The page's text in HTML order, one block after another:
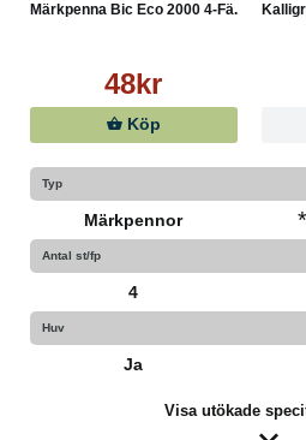
Märkpenna Bic Eco 2000 4-Fä...
48kr
Köp
Typ
Märkpennor *
Antal st/fp
4
Huv
Ja
Visa utökade